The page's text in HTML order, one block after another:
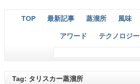
TOP 最新記事 蒸溜所 風味
アワード テクノロジー
Tag: タリスカー蒸溜所